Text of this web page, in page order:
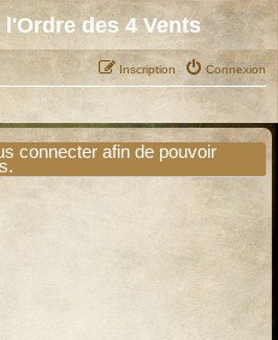
des 4 Vents
Connexion
Inscription
connecter afin de pouvoir